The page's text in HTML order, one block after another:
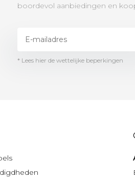
boordevol aanbiedingen en
* Lees hier de wettelijke beperkingen